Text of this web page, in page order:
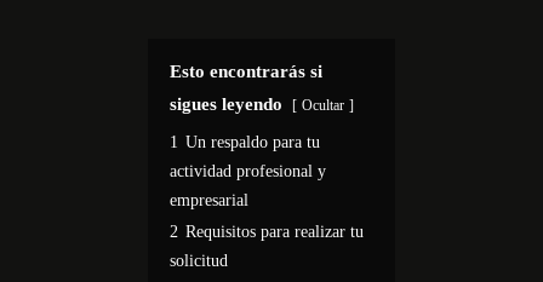
Esto encontrarás si
sigues leyendo
Ocultar
1 Un respaldo para tu
actividad profesional y
empresarial
2 Requisitos para realizar tu
solicitud